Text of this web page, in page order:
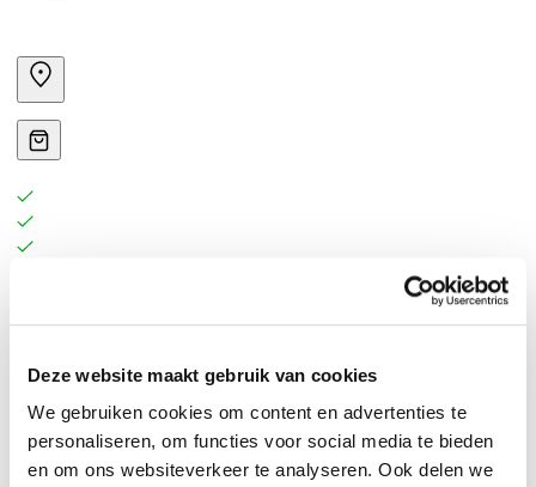
Deze website maakt gebruik van cookies
We gebruiken cookies om content en advertenties te
personaliseren, om functies voor social media te bieden
en om ons websiteverkeer te analyseren. Ook delen we
When fake psychic Izzy begins her evening for a wealthy
the turn the night would take, and what the
consequences of her actions would mean for the lives
of her and the people around her...